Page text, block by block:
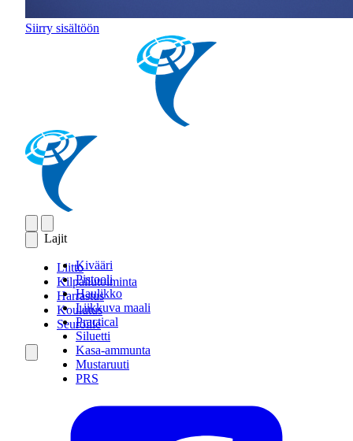
Siirry sisältöön
Lajit
Kivääri
Pistooli
Haulikko
Liikkuva maali
Practical
Siluetti
Kasa-ammunta
Mustaruuti
PRS
Liitto
Kilpailutoiminta
Harrastus
Koulutus
Seuroille